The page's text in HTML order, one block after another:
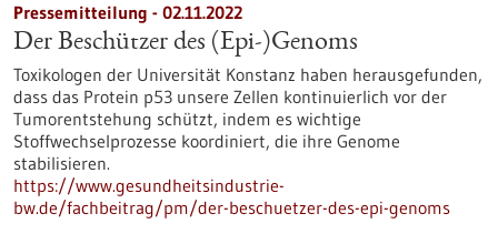
Pressemitteilung - 02.11.2022
Der Beschützer des (Epi-)Genoms
Toxikologen der Universität Konstanz haben herausgefunden,
dass das Protein p53 unsere Zellen kontinuierlich vor der
Tumorentstehung schützt, indem es wichtige
Stoffwechselprozesse koordiniert, die ihre Genome
stabilisieren.
https://www.gesundheitsindustrie-
bw.de/fachbeitrag/pm/der-beschuetzer-des-epi-genoms